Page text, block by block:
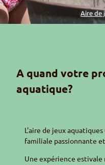
Aire de
A quand votre
aquatique?
L'aire de jeux aquatiques
familiale passionnante
Une expérience estivale